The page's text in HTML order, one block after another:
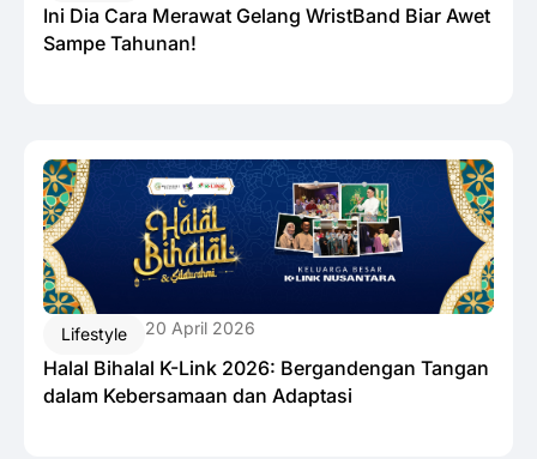
Ini Dia Cara Merawat Gelang WristBand Biar Awet
Sampe Tahunan!
Lifestyle 20 April 2026
Halal Bihalal K-Link 2026: Bergandengan Tangan
dalam Kebersamaan dan Adaptasi